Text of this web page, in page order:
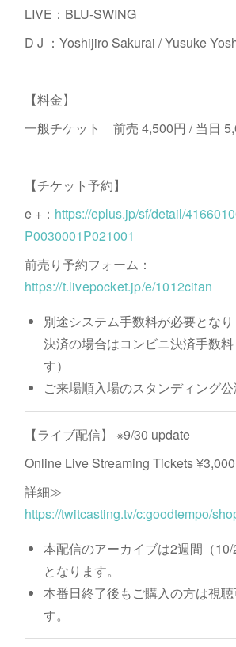
LIVE：BLU-SWING
D J ：Yoshijiro Sakurai / Yusuke
【料金】
一般チケット 前売 4,500円 / 当日
【チケット予約】
e +： https://eplus.jp/sf/detail/
P0030001P021001
前売り予約フォーム：
https://t.livepocket.jp/e/1012citan
別途システム手数料が必要とな
決済の場合はコンビニ決済手数
す）
ご来場順入場のスタンディング
【ライブ配信】 ※9/30 update
Online Live Streaming Tickets ¥3,000
詳細≫
https://twitcasting.tv/c:goodtempo/
本配信のアーカイブは2週間（
となります。
本番日終了後もご購入の方は視
す。